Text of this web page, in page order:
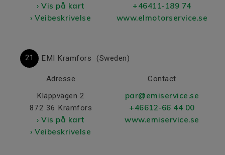
› Vis på kart
› Veibeskrivelse
+46411-189 74
www.elmotorservice.se
21 EMI Kramfors (Sweden)
Adresse
Kläppvägen 2
872 36 Kramfors
› Vis på kart
› Veibeskrivelse
Contact
par@emiservice.se
+46612-66 44 00
www.emiservice.se